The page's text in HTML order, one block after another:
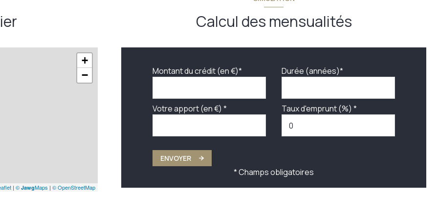
+
−
| © JawgMaps | © OpenStreetMap
Calcul des mensualités
Montant du crédit (en €)* Durée (années)*
Votre apport (en €) * Taux d'emprunt (%) *
ENVOYER
* Champs obligatoires